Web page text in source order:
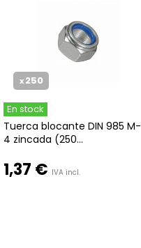
x 250
En stock
Tuerca blocante DIN 985 M-
4 zincada (250...
1,37 € IVA incl.